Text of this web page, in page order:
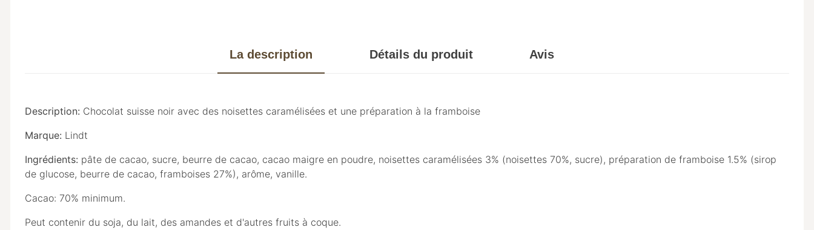
La description Détails du produit Avis
Description: Chocolat suisse noir avec des noisettes caramélisées et une préparation à la framboise
Marque: Lindt
Ingrédients: pâte de cacao, sucre, beurre de cacao, cacao maigre en poudre, noisettes caramélisées 3% (noisettes 70%, sucre), préparation de framboise 1.5% (sirop
de glucose, beurre de cacao, framboises 27%), arôme, vanille.
Cacao: 70% minimum.
Peut contenir du soja, du lait, des amandes et d'autres fruits à coque.